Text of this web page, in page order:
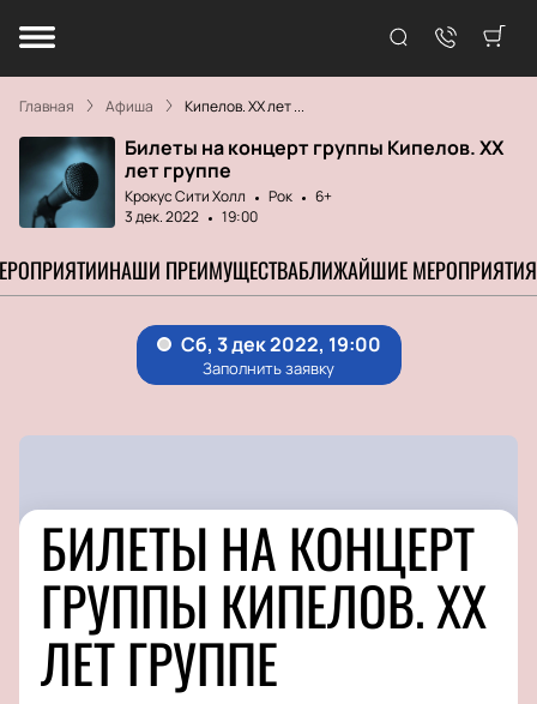
Главная Афиша Кипелов. XX лет ...
Билеты на концерт группы Кипелов. XX
лет группе
Крокус Сити Холл Рок
6+
3 дек. 2022
19:00
НАШИ ПРЕИМУЩЕСТВАБЛИЖАЙШИЕ МЕРОПРИЯТИЯ
БИЛЕТЫ НА КОНЦЕРТ
ГРУППЫ КИПЕЛОВ. XX
ЛЕТ ГРУППЕ